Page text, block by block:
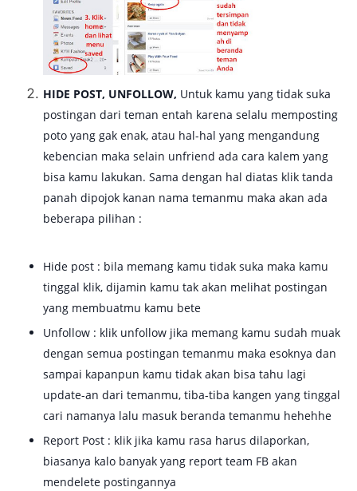
HIDE POST, UNFOLLOW, Untuk kamu yang tidak suka
postingan dari teman entah karena selalu memposting
poto yang gak enak, atau hal-hal yang mengandung
kebencian maka selain unfriend ada cara kalem yang
bisa kamu lakukan. Sama dengan hal diatas klik tanda
panah dipojok kanan nama temanmu maka akan ada
beberapa pilihan :
Hide post : bila memang kamu tidak suka maka kamu
tinggal klik, dijamin kamu tak akan melihat postingan
yang membuatmu kamu bete
Unfollow : klik unfollow jika memang kamu sudah muak
dengan semua postingan temanmu maka esoknya dan
sampai kapanpun kamu tidak akan bisa tahu lagi
update-an dari temanmu, tiba-tiba kangen yang tinggal
cari namanya lalu masuk beranda temanmu hehehhe
Report Post : klik jika kamu rasa harus dilaporkan,
biasanya kalo banyak yang report team FB akan
mendelete postingannya